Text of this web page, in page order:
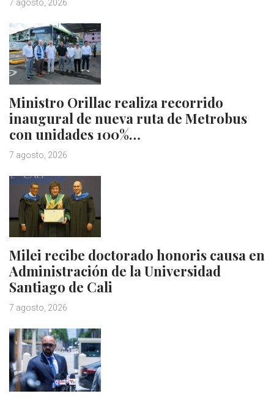
7 agosto, 2026
Ministro Orillac realiza recorrido
inaugural de nueva ruta de Metrobus
con unidades 100%…
7 agosto, 2026
Milei recibe doctorado honoris causa en
Administración de la Universidad
Santiago de Cali
7 agosto, 2026